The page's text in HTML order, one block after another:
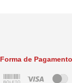
Forma de Pagamento